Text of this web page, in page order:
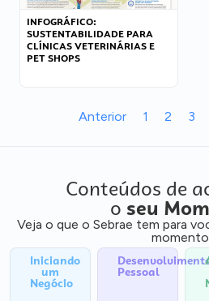
INFOGRÁFICO:
SUSTENTABILIDADE PARA
CLÍNICAS VETERINÁRIAS E
PET SHOPS
Anterior 1 2 3
Conteúdos de
o seu
Veja o que o Sebrae tem para
Iniciando
um
Negócio
Pessoal